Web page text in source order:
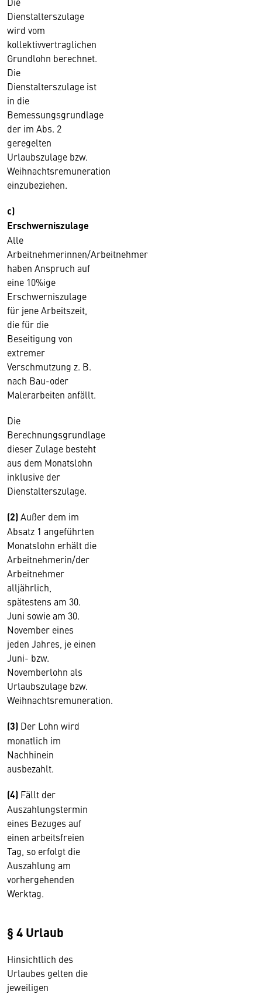
Dienstalterszulage
wird vom
kollektivvertraglichen
Grundlohn berechnet.
Die
Dienstalterszulage ist
in die
Bemessungsgrundlage
der im Abs. 2
geregelten
Urlaubszulage bzw.
Weihnachtsremuneration
einzubeziehen.
c)
Erschwerniszulage
Alle
Arbeitnehmerinnen/Arbeitnehmer
haben Anspruch auf
eine 10%ige
Erschwerniszulage
für jene Arbeitszeit,
die für die
Beseitigung von
extremer
Verschmutzung z. B.
nach Bau-oder
Malerarbeiten anfällt.
Die
Berechnungsgrundlage
dieser Zulage besteht
aus dem Monatslohn
inklusive der
Dienstalterszulage.
(2)Außer dem im
Absatz 1 angeführten
Monatslohn erhält die
Arbeitnehmerin/der
Arbeitnehmer
alljährlich,
spätestens am 30.
Juni sowie am 30.
November eines
jeden Jahres, je einen
Juni- bzw.
Novemberlohn als
Urlaubszulage bzw.
Weihnachtsremuneration.
(3) Der Lohn wird
monatlich im
Nachhinein
ausbezahlt.
(4) Fällt der
Auszahlungstermin
eines Bezuges auf
einen arbeitsfreien
Tag, so erfolgt die
Auszahlung am
vorhergehenden
Werktag.
§ 4 Urlaub
Hinsichtlich des
Urlaubes gelten die
jeweiligen